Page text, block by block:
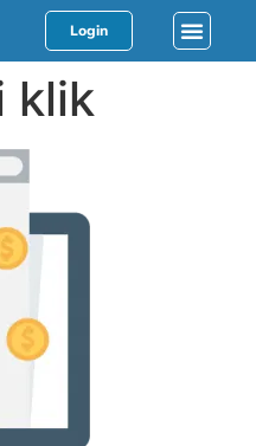
Login
klik